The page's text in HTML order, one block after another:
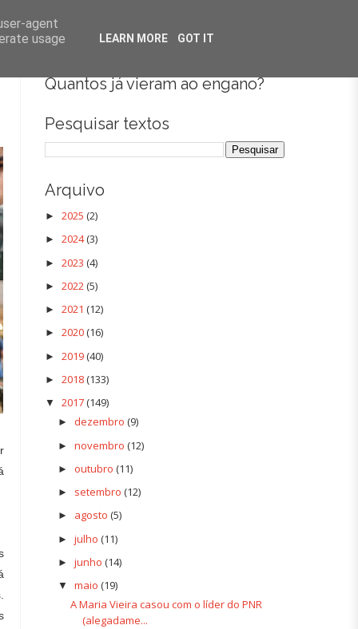
UP COMEDY
Quantos já vieram ao engano?
Pesquisar textos
Arquivo
► 2025 (2)
► 2024(3)
► 2023 (4)
► 2022(5)
► 2021 (12)
► 2020(16)
► 2019(40)
► 2018(133)
▼ 2017(149)
► dezembro (9)
► novembro (12)
► outubro (11)
► setembro (12)
► agosto (5)
► julho (11)
► junho (14)
▼ maio (19)
A Maria Vieira casou com o líder do PNR
(alegadame...
agent
usage
LEARN MORE GOT IT